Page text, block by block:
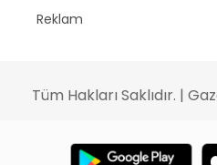
Reklam
Tüm Hakları Saklıdır. |